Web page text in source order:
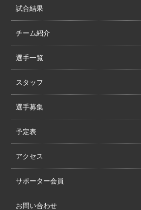
試合結果
チーム紹介
選手一覧
スタッフ
選手募集
予定表
アクセス
サポーター会員
お問い合わせ